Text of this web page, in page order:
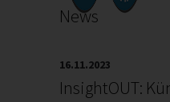
News
16.11.2023
InsightOUT: